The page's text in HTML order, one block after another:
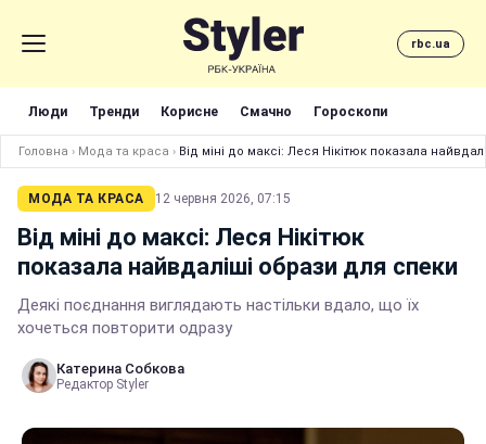
rbc.ua
Люди Тренди Корисне Смачно Гороскопи
Головна › Мода та краса › Від міні до максі: Леся Нікітюк показала
МОДА ТА КРАСА 12 червня 2026, 07:15
Від міні до максі: Леся Нікітюк
показала найвдаліші образи для спеки
Деякі поєднання виглядають настільки вдало, що їх
хочеться повторити одразу
Катерина Собкова
Редактор Styler